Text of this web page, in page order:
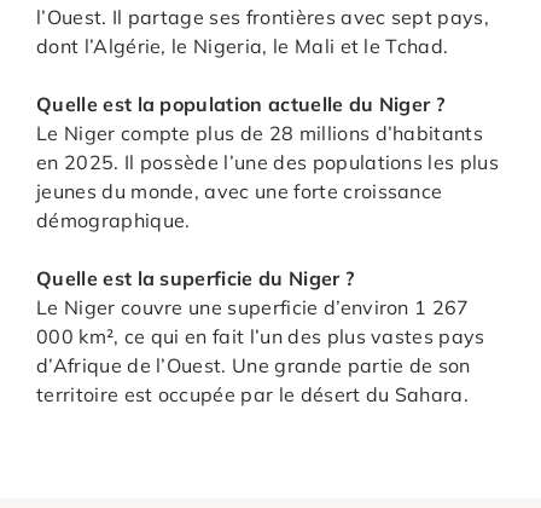
l’Ouest. Il partage ses frontières avec sept pays,
dont l’Algérie, le Nigeria, le Mali et le Tchad.
Quelle est la population actuelle du Niger ?
Le Niger compte plus de 28 millions d’habitants
en 2025. Il possède l’une des populations les plus
jeunes du monde, avec une forte croissance
démographique.
Quelle est la superficie du Niger ?
Le Niger couvre une superficie d’environ 1 267
000 km², ce qui en fait l’un des plus vastes pays
d’Afrique de l’Ouest. Une grande partie de son
territoire est occupée par le désert du Sahara.